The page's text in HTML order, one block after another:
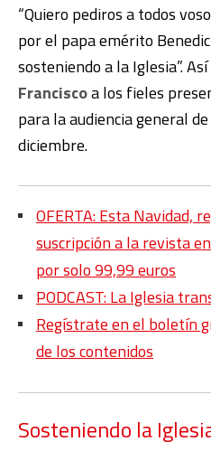
“Quiero pediros a todos
por el papa emérito
sosteniendo a la Iglesia”.
Franciscoa los fieles
para la audiencia general
diciembre.
OFERTA: Esta Navidad,
suscripción a la revista
por solo 99,99 euros
PODCAST: La Iglesia
Regístrate en el boletín
de los contenidos
Sosteniendo la